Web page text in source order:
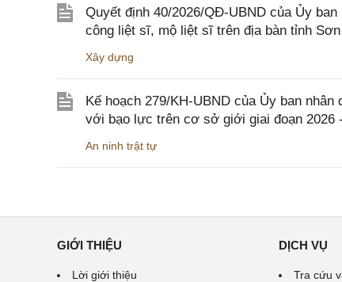
Quyết định 40/2026/QĐ-UBND của Ủy
công liệt sĩ, mộ liệt sĩ trên địa bàn tỉnh
Xây dựng
Kế hoạch 279/KH-UBND của Ủy ban
với bạo lực trên cơ sở giới giai đoạn 2026
An ninh trật tự
GIỚI THIỆU
Lời giới thiệu
DỊCH VỤ
Tra cứu